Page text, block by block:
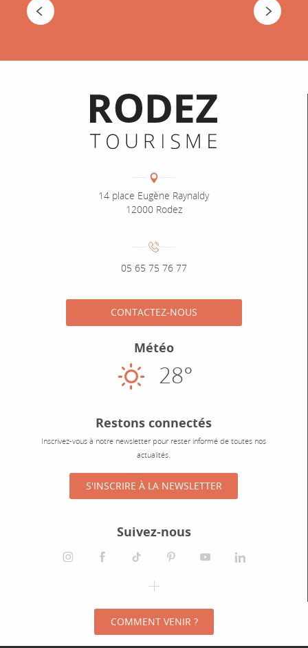
HÉBERGEMENTS
Informations pratiques
Adresse :
14 place Eugène Raynaldy
12000 Rodez
Numéro de téléphone :
05 65 75 76 77
CONTACTEZ-NOUS
Météo
Ensoleillé
28°
Restons connectés
Inscrivez-vous à notre newsletter pour rester informé de toutes nos
actualités.
S'INSCRIRE À LA NEWSLETTER
Suivez-nous
instagramfacebooktiktok pinterestyoutube
COMMENT VENIR ?